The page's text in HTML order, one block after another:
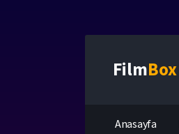
FilmBox
Anasayfa